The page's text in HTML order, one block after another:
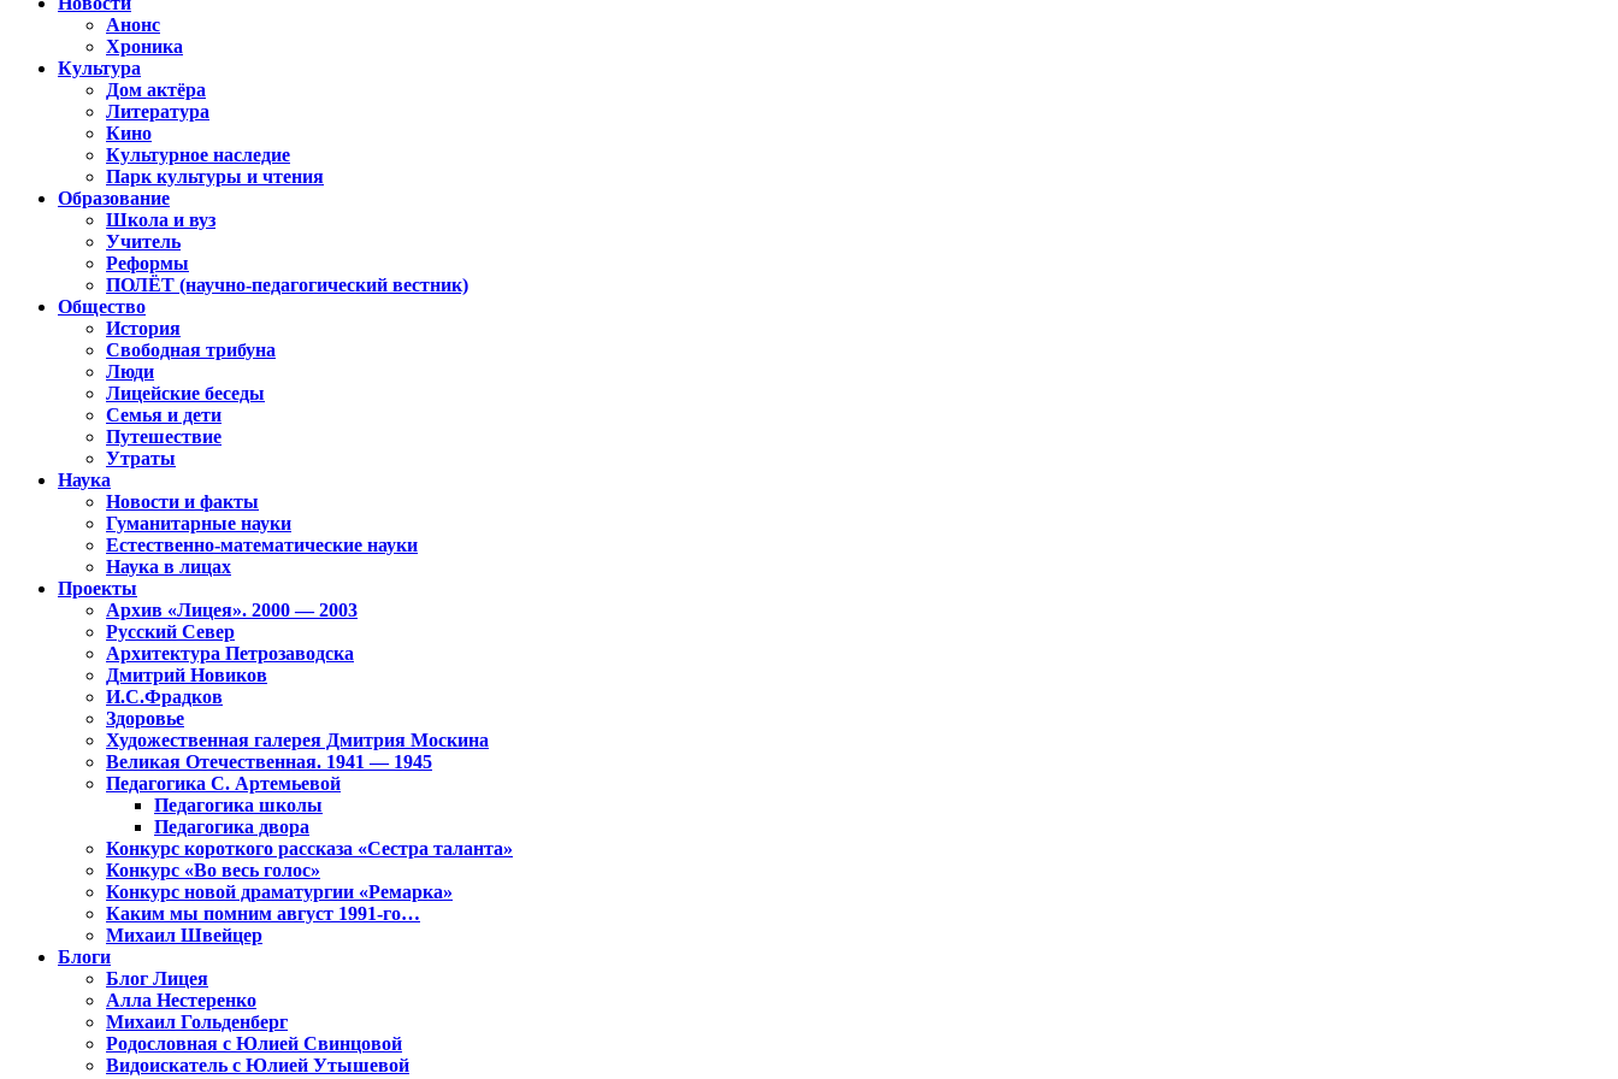
Анонс
Хроника
Культура
Дом актёра
Литература
Кино
Культурное наследие
Парк культуры и чтения
Образование
Школа и вуз
Учитель
Реформы
ПОЛЁТ (научно-педагогический вестник)
Общество
История
Свободная трибуна
Люди
Лицейские беседы
Семья и дети
Путешествие
Утраты
Наука
Новости и факты
Гуманитарные науки
Естественно-математические науки
Наука в лицах
Проекты
Архив «Лицея». 2000 — 2003
Русский Север
Архитектура Петрозаводска
Дмитрий Новиков
И.С.Фрадков
Здоровье
Художественная галерея Дмитрия Москина
Великая Отечественная. 1941 — 1945
Педагогика С. Артемьевой
Педагогика школы
Педагогика двора
Конкурс короткого рассказа «Сестра таланта»
Конкурс «Во весь голос»
Конкурс новой драматургии «Ремарка»
Каким мы помним август 1991-го…
Михаил Швейцер
Блоги
Блог Лицея
Алла Нестеренко
Михаил Гольденберг
Родословная с Юлией Свинцовой
Видоискатель с Юлией Утышевой